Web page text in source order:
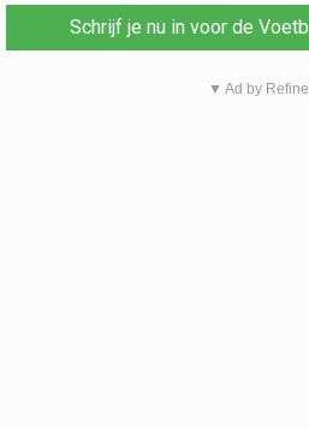
Schrijf je nu in voor de
▼ Ad by